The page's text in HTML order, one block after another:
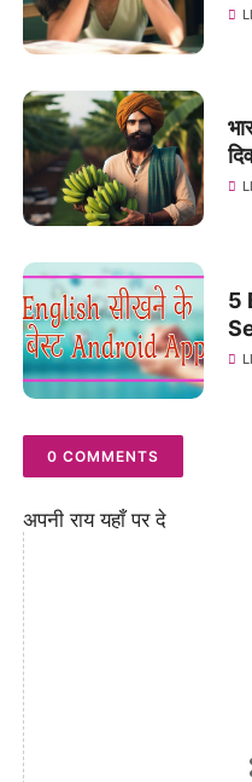
5
0 COMMENTS
अपनी राय यहाँ पर दे